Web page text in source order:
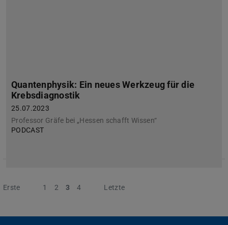
Quantenphysik: Ein neues Werkzeug für die
Krebsdiagnostik
25.07.2023
Professor Gräfe bei „Hessen schafft Wissen“
PODCAST
Erste Vorherige
1 2 3 4 Nächste
Letzte